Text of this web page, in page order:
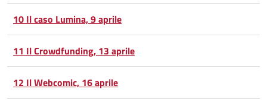
10 Il caso Lumina, 9 aprile
11 Il Crowdfunding, 13 aprile
12 Il Webcomic, 16 aprile